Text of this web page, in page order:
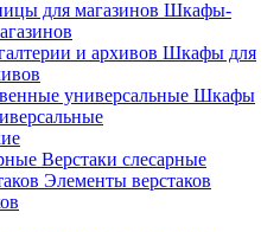
Шкафы-
Шкафы для
Шкафы
Верстаки слесарные
Элементы верстаков